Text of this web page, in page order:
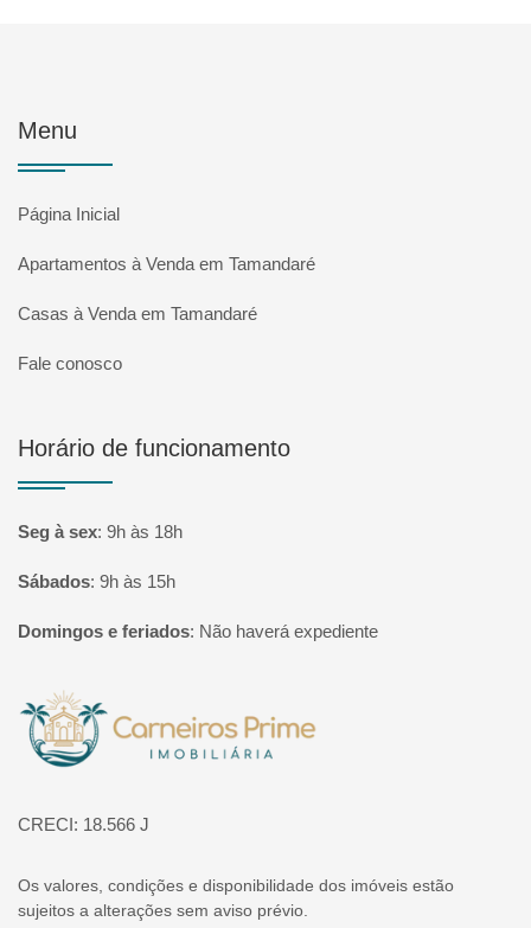
Menu
Página Inicial
Apartamentos à Venda em Tamandaré
Casas à Venda em Tamandaré
Fale conosco
Horário de funcionamento
Seg à sex: 9h às 18h
Sábados: 9h às 15h
Domingos e feriados: Não haverá expediente
Página inicial
CRECI: 18.566 J
Os valores, condições e disponibilidade dos imóveis estão
sujeitos a alterações sem aviso prévio.